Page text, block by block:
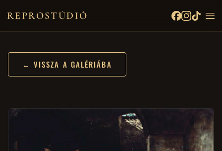
REPROSTÚDIÓ
← VISSZA A GALÉRIÁBA